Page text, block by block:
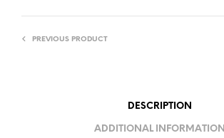
PREVIOUS PRODUCT
DESCRIPTION
ADDITIONAL INFORMATION